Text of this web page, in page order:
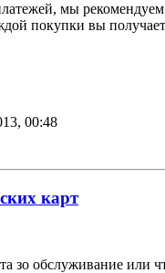
мы рекомендуем
покупки вы
00:48
карт
обслуживание или